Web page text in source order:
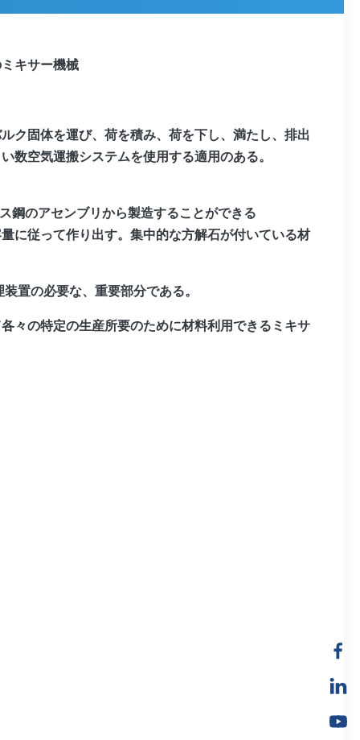
キサー機械
ク固体を運び、荷を積み、荷を下し、満たし、排出
数空気運搬システムを使用する適用のある。
鋼のアセンブリから製造することができる
に従って作り出す。集中的な方解石が付いている材
置の必要な、重要部分である。
々の特定の生産所要のために材料利用できるミキサ